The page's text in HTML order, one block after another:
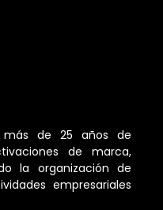
más de 25 años de
de marca,
la organización de
empresariales